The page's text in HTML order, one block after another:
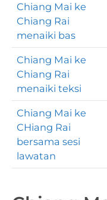
Chiang Mai ke
Chiang Rai
menaiki bas
Chiang Mai ke
Chiang Rai
menaiki teksi
Chiang Mai ke
CHiang Rai
bersama sesi
lawatan